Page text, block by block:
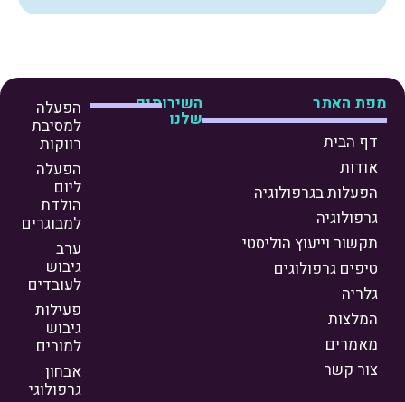
מפת האתר
דף הבית
אודות
הפעלות בגרפולוגיה
גרפולוגיה
תקשור וייעוץ הוליסטי
טיפים גרפולוגים
גלריה
המלצות
מאמרים
צור קשר
השירותים
שלנו
הפעלה
למסיבת
רווקות
הפעלה
ליום
הולדת
למבוגרים
ערב
גיבוש
לעובדים
פעילות
גיבוש
למורים
אבחון
גרפולוגי